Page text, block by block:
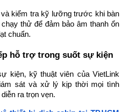
kiểm tra kỹ lưỡng trước khi bàn
thử để đảm bảo âm thanh ổn
chuẩn.
hỗ trợ trong suốt sự kiện
kiện, kỹ thuật viên của VietLink
sát và xử lý kịp thời mọi tình
ra trọn vẹn.